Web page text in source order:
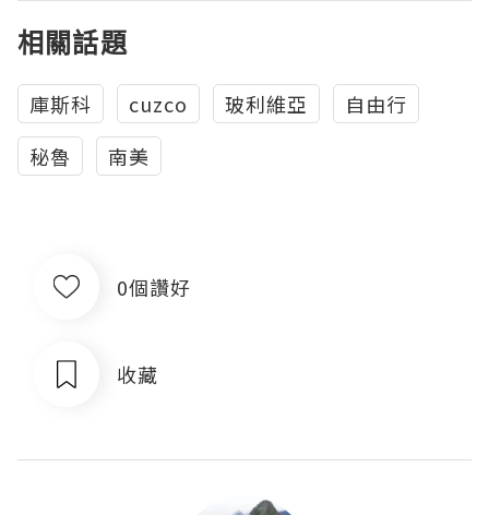
相關話題
庫斯科 cuzco 玻利維亞
自由行
秘魯
南美
0個讚好
收藏